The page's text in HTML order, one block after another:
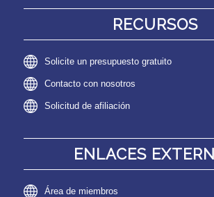
RECURSOS
Solicite un presupuesto gratuito
Contacto con nosotros
Solicitud de afiliación
ENLACES
Área de miembros